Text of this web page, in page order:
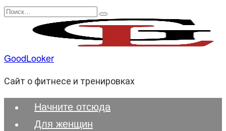
Перейти
содержанию
Search
GoodLooker
Сайт о фитнесе и тренировках
Начните отсюда
Для женщин